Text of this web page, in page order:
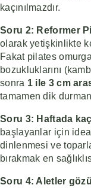
kaçınılmazdır.
Soru 2: Reformer
olarak yetişkinlikte
Fakat pilates
bozukluklarını
sonra 1 ile 3 cm
tamamen dik
Soru 3: Haftada
başlayanlar için
dinlenmesi ve
bırakmak en
Soru 4: Aletler